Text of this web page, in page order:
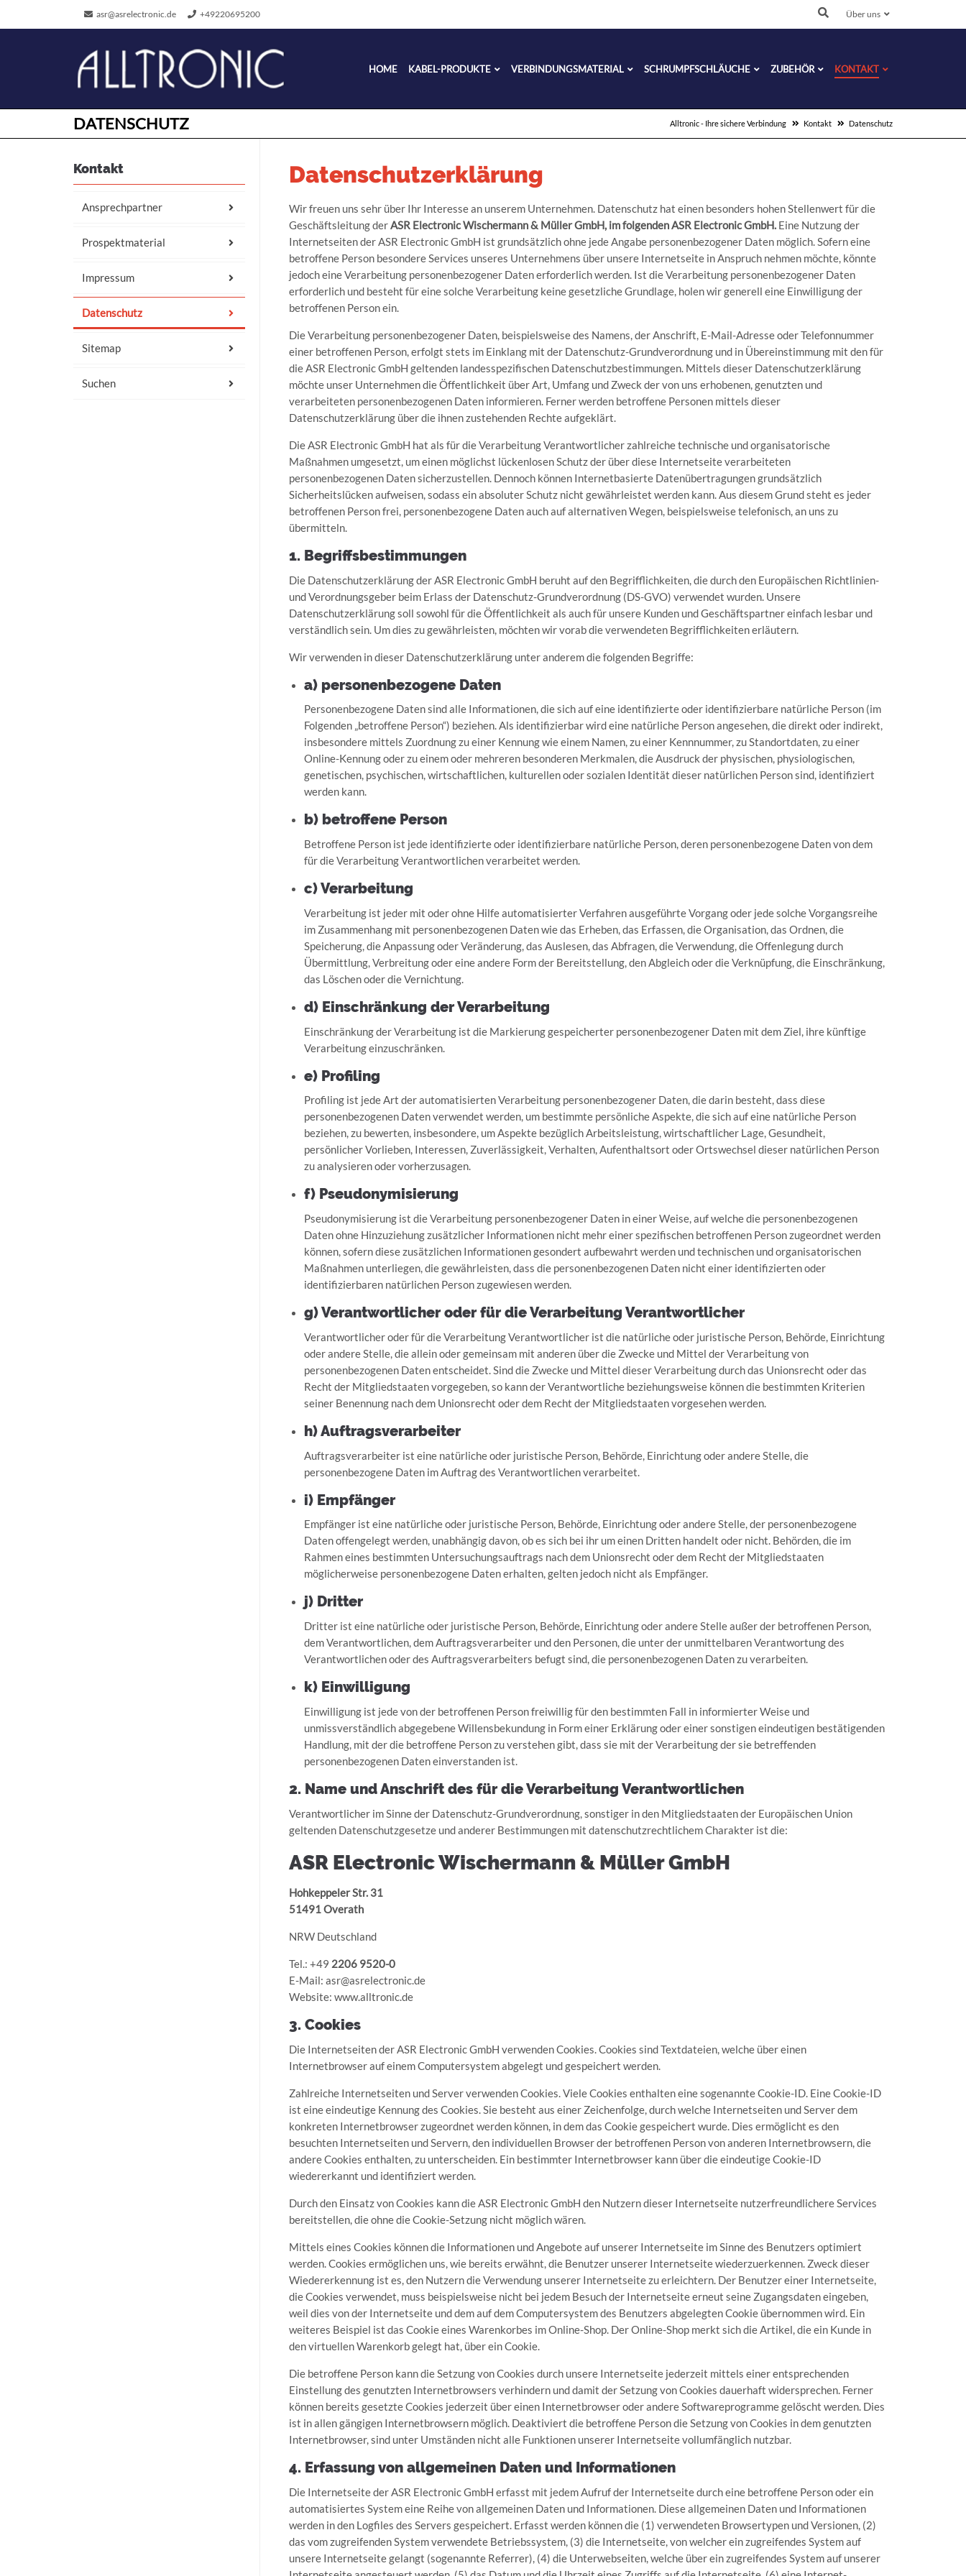
asr@asrelectronic.de +49220695200 Über uns
HOME KABEL-PRODUKTE VERBINDUNGSMATERIAL SCHRUMPFSCHLÄUCHE ZUBEHÖR KONTAKT
DATENSCHUTZ Alltronic - Ihre sichere Verbindung Kontakt Datenschutz
Datenschutzerklärung
Wir freuen uns sehr über Ihr Interesse an unserem Unternehmen. Datenschutz hat einen besonders hohen Stellenwert für die
Geschäftsleitung derASR Electronic Wischermann & Müller GmbH, im folgenden ASR Electronic GmbH. Eine Nutzung der
Internetseiten der ASR Electronic GmbH ist grundsätzlich ohne jede Angabe personenbezogener Daten möglich. Sofern eine
betroffene Person besondere Services unseres Unternehmens über unsere Internetseite in Anspruch nehmen möchte, könnte
jedoch eine Verarbeitung personenbezogener Daten erforderlich werden. Ist die Verarbeitung personenbezogener Daten
erforderlich und besteht für eine solche Verarbeitung keine gesetzliche Grundlage, holen wir generell eine Einwilligung der
betroffenen Person ein.
Die Verarbeitung personenbezogener Daten, beispielsweise des Namens, der Anschrift, E-Mail-Adresse oder Telefonnummer
einer betroffenen Person, erfolgt stets im Einklang mit der Datenschutz-Grundverordnung und in Übereinstimmung mit den für
die ASR Electronic GmbH geltenden landesspezifischen Datenschutzbestimmungen. Mittels dieser Datenschutzerklärung
möchte unser Unternehmen die Öffentlichkeit über Art, Umfang und Zweck der von uns erhobenen, genutzten und
verarbeiteten personenbezogenen Daten informieren. Ferner werden betroffene Personen mittels dieser
Datenschutzerklärung über die ihnen zustehenden Rechte aufgeklärt.
Die ASR Electronic GmbH hat als für die Verarbeitung Verantwortlicher zahlreiche technische und organisatorische
Maßnahmen umgesetzt, um einen möglichst lückenlosen Schutz der über diese Internetseite verarbeiteten
personenbezogenen Daten sicherzustellen. Dennoch können Internetbasierte Datenübertragungen grundsätzlich
Sicherheitslücken aufweisen, sodass ein absoluter Schutz nicht gewährleistet werden kann. Aus diesem Grund steht es jeder
betroffenen Person frei, personenbezogene Daten auch auf alternativen Wegen, beispielsweise telefonisch, an uns zu
übermitteln.
1. Begriffsbestimmungen
Die Datenschutzerklärung der ASR Electronic GmbH beruht auf den Begrifflichkeiten, die durch den Europäischen Richtlinien-
und Verordnungsgeber beim Erlass der Datenschutz-Grundverordnung (DS-GVO) verwendet wurden. Unsere
Datenschutzerklärung soll sowohl für die Öffentlichkeit als auch für unsere Kunden und Geschäftspartner einfach lesbar und
verständlich sein. Um dies zu gewährleisten, möchten wir vorab die verwendeten Begrifflichkeiten erläutern.
Wir verwenden in dieser Datenschutzerklärung unter anderem die folgenden Begriffe:
a) personenbezogene Daten
Personenbezogene Daten sind alle Informationen, die sich auf eine identifizierte oder identifizierbare natürliche Person (im
Folgenden „betroffene Person“) beziehen. Als identifizierbar wird eine natürliche Person angesehen, die direkt oder indirekt,
insbesondere mittels Zuordnung zu einer Kennung wie einem Namen, zu einer Kennnummer, zu Standortdaten, zu einer
Online-Kennung oder zu einem oder mehreren besonderen Merkmalen, die Ausdruck der physischen, physiologischen,
genetischen, psychischen, wirtschaftlichen, kulturellen oder sozialen Identität dieser natürlichen Person sind, identifiziert
werden kann.
b) betroffene Person
Betroffene Person ist jede identifizierte oder identifizierbare natürliche Person, deren personenbezogene Daten von dem
für die Verarbeitung Verantwortlichen verarbeitet werden.
c) Verarbeitung
Verarbeitung ist jeder mit oder ohne Hilfe automatisierter Verfahren ausgeführte Vorgang oder jede solche Vorgangsreihe
im Zusammenhang mit personenbezogenen Daten wie das Erheben, das Erfassen, die Organisation, das Ordnen, die
Speicherung, die Anpassung oder Veränderung, das Auslesen, das Abfragen, die Verwendung, die Offenlegung durch
Übermittlung, Verbreitung oder eine andere Form der Bereitstellung, den Abgleich oder die Verknüpfung, die Einschränkung,
das Löschen oder die Vernichtung.
d) Einschränkung der Verarbeitung
Einschränkung der Verarbeitung ist die Markierung gespeicherter personenbezogener Daten mit dem Ziel, ihre künftige
Verarbeitung einzuschränken.
e) Profiling
Profiling ist jede Art der automatisierten Verarbeitung personenbezogener Daten, die darin besteht, dass diese
personenbezogenen Daten verwendet werden, um bestimmte persönliche Aspekte, die sich auf eine natürliche Person
beziehen, zu bewerten, insbesondere, um Aspekte bezüglich Arbeitsleistung, wirtschaftlicher Lage, Gesundheit,
persönlicher Vorlieben, Interessen, Zuverlässigkeit, Verhalten, Aufenthaltsort oder Ortswechsel dieser natürlichen Person
zu analysieren oder vorherzusagen.
f) Pseudonymisierung
Pseudonymisierung ist die Verarbeitung personenbezogener Daten in einer Weise, auf welche die personenbezogenen
Daten ohne Hinzuziehung zusätzlicher Informationen nicht mehr einer spezifischen betroffenen Person zugeordnet werden
können, sofern diese zusätzlichen Informationen gesondert aufbewahrt werden und technischen und organisatorischen
Maßnahmen unterliegen, die gewährleisten, dass die personenbezogenen Daten nicht einer identifizierten oder
identifizierbaren natürlichen Person zugewiesen werden.
g) Verantwortlicher oder für die Verarbeitung Verantwortlicher
Verantwortlicher oder für die Verarbeitung Verantwortlicher ist die natürliche oder juristische Person, Behörde, Einrichtung
oder andere Stelle, die allein oder gemeinsam mit anderen über die Zwecke und Mittel der Verarbeitung von
personenbezogenen Daten entscheidet. Sind die Zwecke und Mittel dieser Verarbeitung durch das Unionsrecht oder das
Recht der Mitgliedstaaten vorgegeben, so kann der Verantwortliche beziehungsweise können die bestimmten Kriterien
seiner Benennung nach dem Unionsrecht oder dem Recht der Mitgliedstaaten vorgesehen werden.
h) Auftragsverarbeiter
Auftragsverarbeiter ist eine natürliche oder juristische Person, Behörde, Einrichtung oder andere Stelle, die
personenbezogene Daten im Auftrag des Verantwortlichen verarbeitet.
i) Empfänger
Empfänger ist eine natürliche oder juristische Person, Behörde, Einrichtung oder andere Stelle, der personenbezogene
Daten offengelegt werden, unabhängig davon, ob es sich bei ihr um einen Dritten handelt oder nicht. Behörden, die im
Rahmen eines bestimmten Untersuchungsauftrags nach dem Unionsrecht oder dem Recht der Mitgliedstaaten
möglicherweise personenbezogene Daten erhalten, gelten jedoch nicht als Empfänger.
j) Dritter
Dritter ist eine natürliche oder juristische Person, Behörde, Einrichtung oder andere Stelle außer der betroffenen Person,
dem Verantwortlichen, dem Auftragsverarbeiter und den Personen, die unter der unmittelbaren Verantwortung des
Verantwortlichen oder des Auftragsverarbeiters befugt sind, die personenbezogenen Daten zu verarbeiten.
k) Einwilligung
Einwilligung ist jede von der betroffenen Person freiwillig für den bestimmten Fall in informierter Weise und
unmissverständlich abgegebene Willensbekundung in Form einer Erklärung oder einer sonstigen eindeutigen bestätigenden
Handlung, mit der die betroffene Person zu verstehen gibt, dass sie mit der Verarbeitung der sie betreffenden
personenbezogenen Daten einverstanden ist.
2. Name und Anschrift des für die Verarbeitung Verantwortlichen
Verantwortlicher im Sinne der Datenschutz-Grundverordnung, sonstiger in den Mitgliedstaaten der Europäischen Union
geltenden Datenschutzgesetze und anderer Bestimmungen mit datenschutzrechtlichem Charakter ist die:
ASR Electronic Wischermann & Müller GmbH
Hohkeppeler Str. 31
51491 Overath
NRW Deutschland
Tel.: +49 2206 9520-0
E-Mail: asr@asrelectronic.de
Website: www.alltronic.de
3. Cookies
Die Internetseiten der ASR Electronic GmbH verwenden Cookies. Cookies sind Textdateien, welche über einen
Internetbrowser auf einem Computersystem abgelegt und gespeichert werden.
Zahlreiche Internetseiten und Server verwenden Cookies. Viele Cookies enthalten eine sogenannte Cookie-ID. Eine Cookie-ID
ist eine eindeutige Kennung des Cookies. Sie besteht aus einer Zeichenfolge, durch welche Internetseiten und Server dem
konkreten Internetbrowser zugeordnet werden können, in dem das Cookie gespeichert wurde. Dies ermöglicht es den
besuchten Internetseiten und Servern, den individuellen Browser der betroffenen Person von anderen Internetbrowsern, die
andere Cookies enthalten, zu unterscheiden. Ein bestimmter Internetbrowser kann über die eindeutige Cookie-ID
wiedererkannt und identifiziert werden.
Durch den Einsatz von Cookies kann die ASR Electronic GmbH den Nutzern dieser Internetseite nutzerfreundlichere Services
bereitstellen, die ohne die Cookie-Setzung nicht möglich wären.
Mittels eines Cookies können die Informationen und Angebote auf unserer Internetseite im Sinne des Benutzers optimiert
werden. Cookies ermöglichen uns, wie bereits erwähnt, die Benutzer unserer Internetseite wiederzuerkennen. Zweck dieser
Wiedererkennung ist es, den Nutzern die Verwendung unserer Internetseite zu erleichtern. Der Benutzer einer Internetseite,
die Cookies verwendet, muss beispielsweise nicht bei jedem Besuch der Internetseite erneut seine Zugangsdaten eingeben,
weil dies von der Internetseite und dem auf dem Computersystem des Benutzers abgelegten Cookie übernommen wird. Ein
weiteres Beispiel ist das Cookie eines Warenkorbes im Online-Shop. Der Online-Shop merkt sich die Artikel, die ein Kunde in
den virtuellen Warenkorb gelegt hat, über ein Cookie.
Die betroffene Person kann die Setzung von Cookies durch unsere Internetseite jederzeit mittels einer entsprechenden
Einstellung des genutzten Internetbrowsers verhindern und damit der Setzung von Cookies dauerhaft widersprechen. Ferner
können bereits gesetzte Cookies jederzeit über einen Internetbrowser oder andere Softwareprogramme gelöscht werden. Dies
ist in allen gängigen Internetbrowsern möglich. Deaktiviert die betroffene Person die Setzung von Cookies in dem genutzten
Internetbrowser, sind unter Umständen nicht alle Funktionen unserer Internetseite vollumfänglich nutzbar.
4. Erfassung von allgemeinen Daten und Informationen
Die Internetseite der ASR Electronic GmbH erfasst mit jedem Aufruf der Internetseite durch eine betroffene Person oder ein
automatisiertes System eine Reihe von allgemeinen Daten und Informationen. Diese allgemeinen Daten und Informationen
werden in den Logfiles des Servers gespeichert. Erfasst werden können die (1) verwendeten Browsertypen und Versionen, (2)
das vom zugreifenden System verwendete Betriebssystem, (3) die Internetseite, von welcher ein zugreifendes System auf
unsere Internetseite gelangt (sogenannte Referrer), (4) die Unterwebseiten, welche über ein zugreifendes System auf unserer
Kontakt
Ansprechpartner
Prospektmaterial
Impressum
Datenschutz
Sitemap
Suchen